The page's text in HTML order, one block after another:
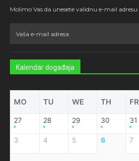
Molimo Vas da unesete validnu e-mail adresu
Kalendar događaja
MO TU WE TH FR
27 28 29 30 31
3 4 5 6 7